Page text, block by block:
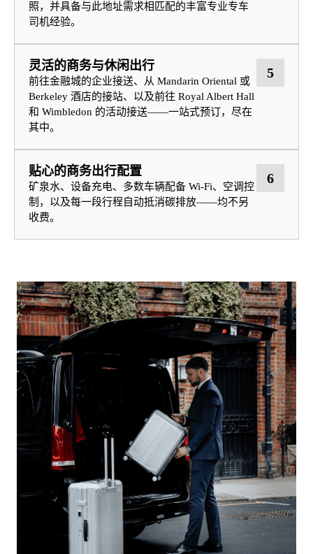
照，并具备与此地址需求相匹配的丰富专业专车
司机经验。
灵活的商务与休闲出行
前往金融城的企业接送、从 Mandarin Oriental 或
Berkeley 酒店的接站、以及前往 Royal Albert Hall
和 Wimbledon 的活动接送——一站式预订，尽在
其中。
5
贴心的商务出行配置
矿泉水、设备充电、多数车辆配备 Wi‑Fi、空调控
制，以及每一段行程自动抵消碳排放——均不另
收费。
6